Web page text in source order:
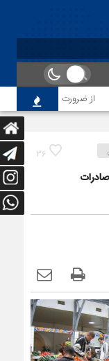
از ضرورت اصلاح رویه‌های
36